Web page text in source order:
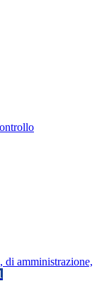
amministrazione,